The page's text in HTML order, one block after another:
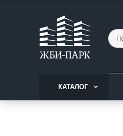
КАТАЛОГ